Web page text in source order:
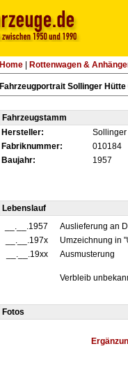
Home| Rottenwagen &
Fahrzeugportrait Sollinger Hütte
Fahrzeugstamm
Hersteller:
Sollinger
Fabriknummer:
010184
Baujahr:
1957
Lebenslauf
__.__.1957
Auslieferung an
__.__.197x
Umzeichnung in
__.__.19xx
Ausmusterung
Verbleib
Fotos